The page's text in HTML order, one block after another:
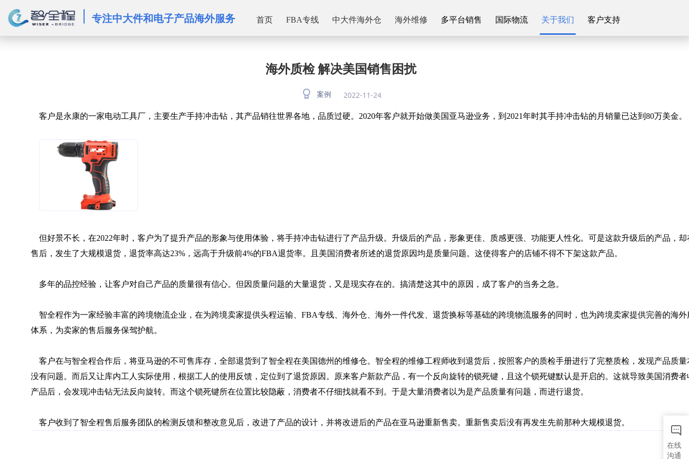
专注中大件和电子产品海外服务 首页 FBA专线 中大件海外仓 海外维修 多平台销售 国际物流 关于我们 客户支持
在线
沟通
海外质检 解决美国销售困扰
案例 2022-11-24
	客户是永康的一家电动工具厂，主要生产手持冲击钻，其产品销往世界各地，品质过硬。2020年客户就开始做美国亚马逊业务，到2021年时其手持冲击钻的月销量已达到80万美金。
售后，发生了大规模退货，退货率高达23%，远高于升级前4%的FBA退货率。且美国消费者所述的退货原因均是质量问题。这使得客户的店铺不得不下架这款产品。
	多年的品控经验，让客户对自己产品的质量很有信心。但因质量问题的大量退货，又是现实存在的。搞清楚这其中的原因，成了客户的当务之急。
体系，为卖家的售后服务保驾护航。
没有问题。而后又让库内工人实际使用，根据工人的使用反馈，定位到了退货原因。原来客户新款产品，有一个反向旋转的锁死键，且这个锁死键默认是开启的。这就导致美国消费者
产品后，会发现冲击钻无法反向旋转。而这个锁死键所在位置比较隐蔽，消费者不仔细找就看不到。于是大量消费者以为是产品质量有问题，而进行退货。
	客户收到了智全程售后服务团队的检测反馈和整改意见后，改进了产品的设计，并将改进后的产品在亚马逊重新售卖。重新售卖后没有再发生先前那种大规模退货。